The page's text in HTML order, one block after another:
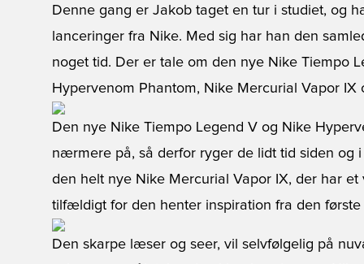
Denne gang er Jakob taget en tur i studiet, og
lanceringer fra Nike. Med sig har han den
noget tid. Der er tale om den nye Nike Tiempo
Hypervenom Phantom, Nike Mercurial Vapor IX
Den nye Nike Tiempo Legend V og Nike
nærmere på, så derfor ryger de lidt tid siden
den helt nye Nike Mercurial Vapor IX, der har
tilfældigt for den henter inspiration fra den første
Den skarpe læser og seer, vil selvfølgelig på